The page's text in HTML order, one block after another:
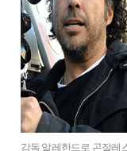
감독 알레한드로 곤잘레